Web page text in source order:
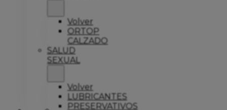
Volver
ORTOP
CALZADO
SALUD
SEXUAL
Volver
LUBRICANTES
PRESERVATIVOS